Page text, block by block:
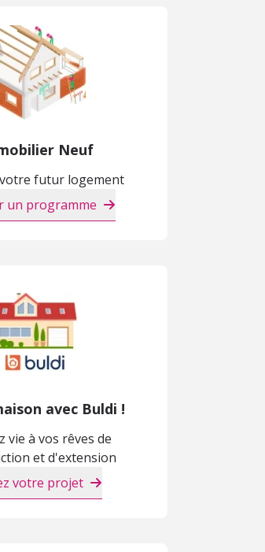
Neuf
futur logement
un programme
avec Buldi !
vie à vos rêves de
et d'extension
votre projet